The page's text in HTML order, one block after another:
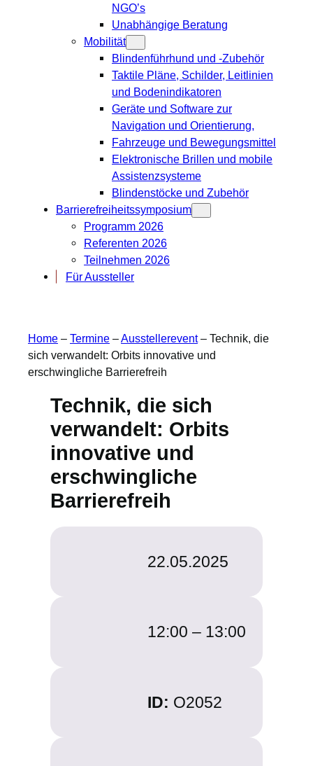
NGO’s
Unabhängige Beratung
Mobilität
Blindenführhund und -Zubehör
Taktile Pläne, Schilder, Leitlinien
und Bodenindikatoren
Geräte und Software zur
Navigation und Orientierung,
Fahrzeuge und Bewegungsmittel
Elektronische Brillen und mobile
Assistenzsysteme
Blindenstöcke und Zubehör
Barrierefreiheitssymposium
Programm 2026
Referenten 2026
Teilnehmen 2026
Für Aussteller
Home – Termine –Ausstellerevent– Technik, die
sich verwandelt: Orbits innovative und
erschwingliche Barrierefreih
Technik, die sich
verwandelt: Orbits
innovative und
erschwingliche
Barrierefreih
22.05.2025
12:00 – 13:00
ID: O2052